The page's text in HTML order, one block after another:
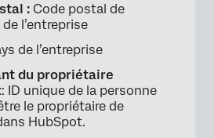
: Code postal de
de l’entreprise
de l’entreprise
du propriétaire
: ID unique de la personne
le propriétaire de
HubSpot.